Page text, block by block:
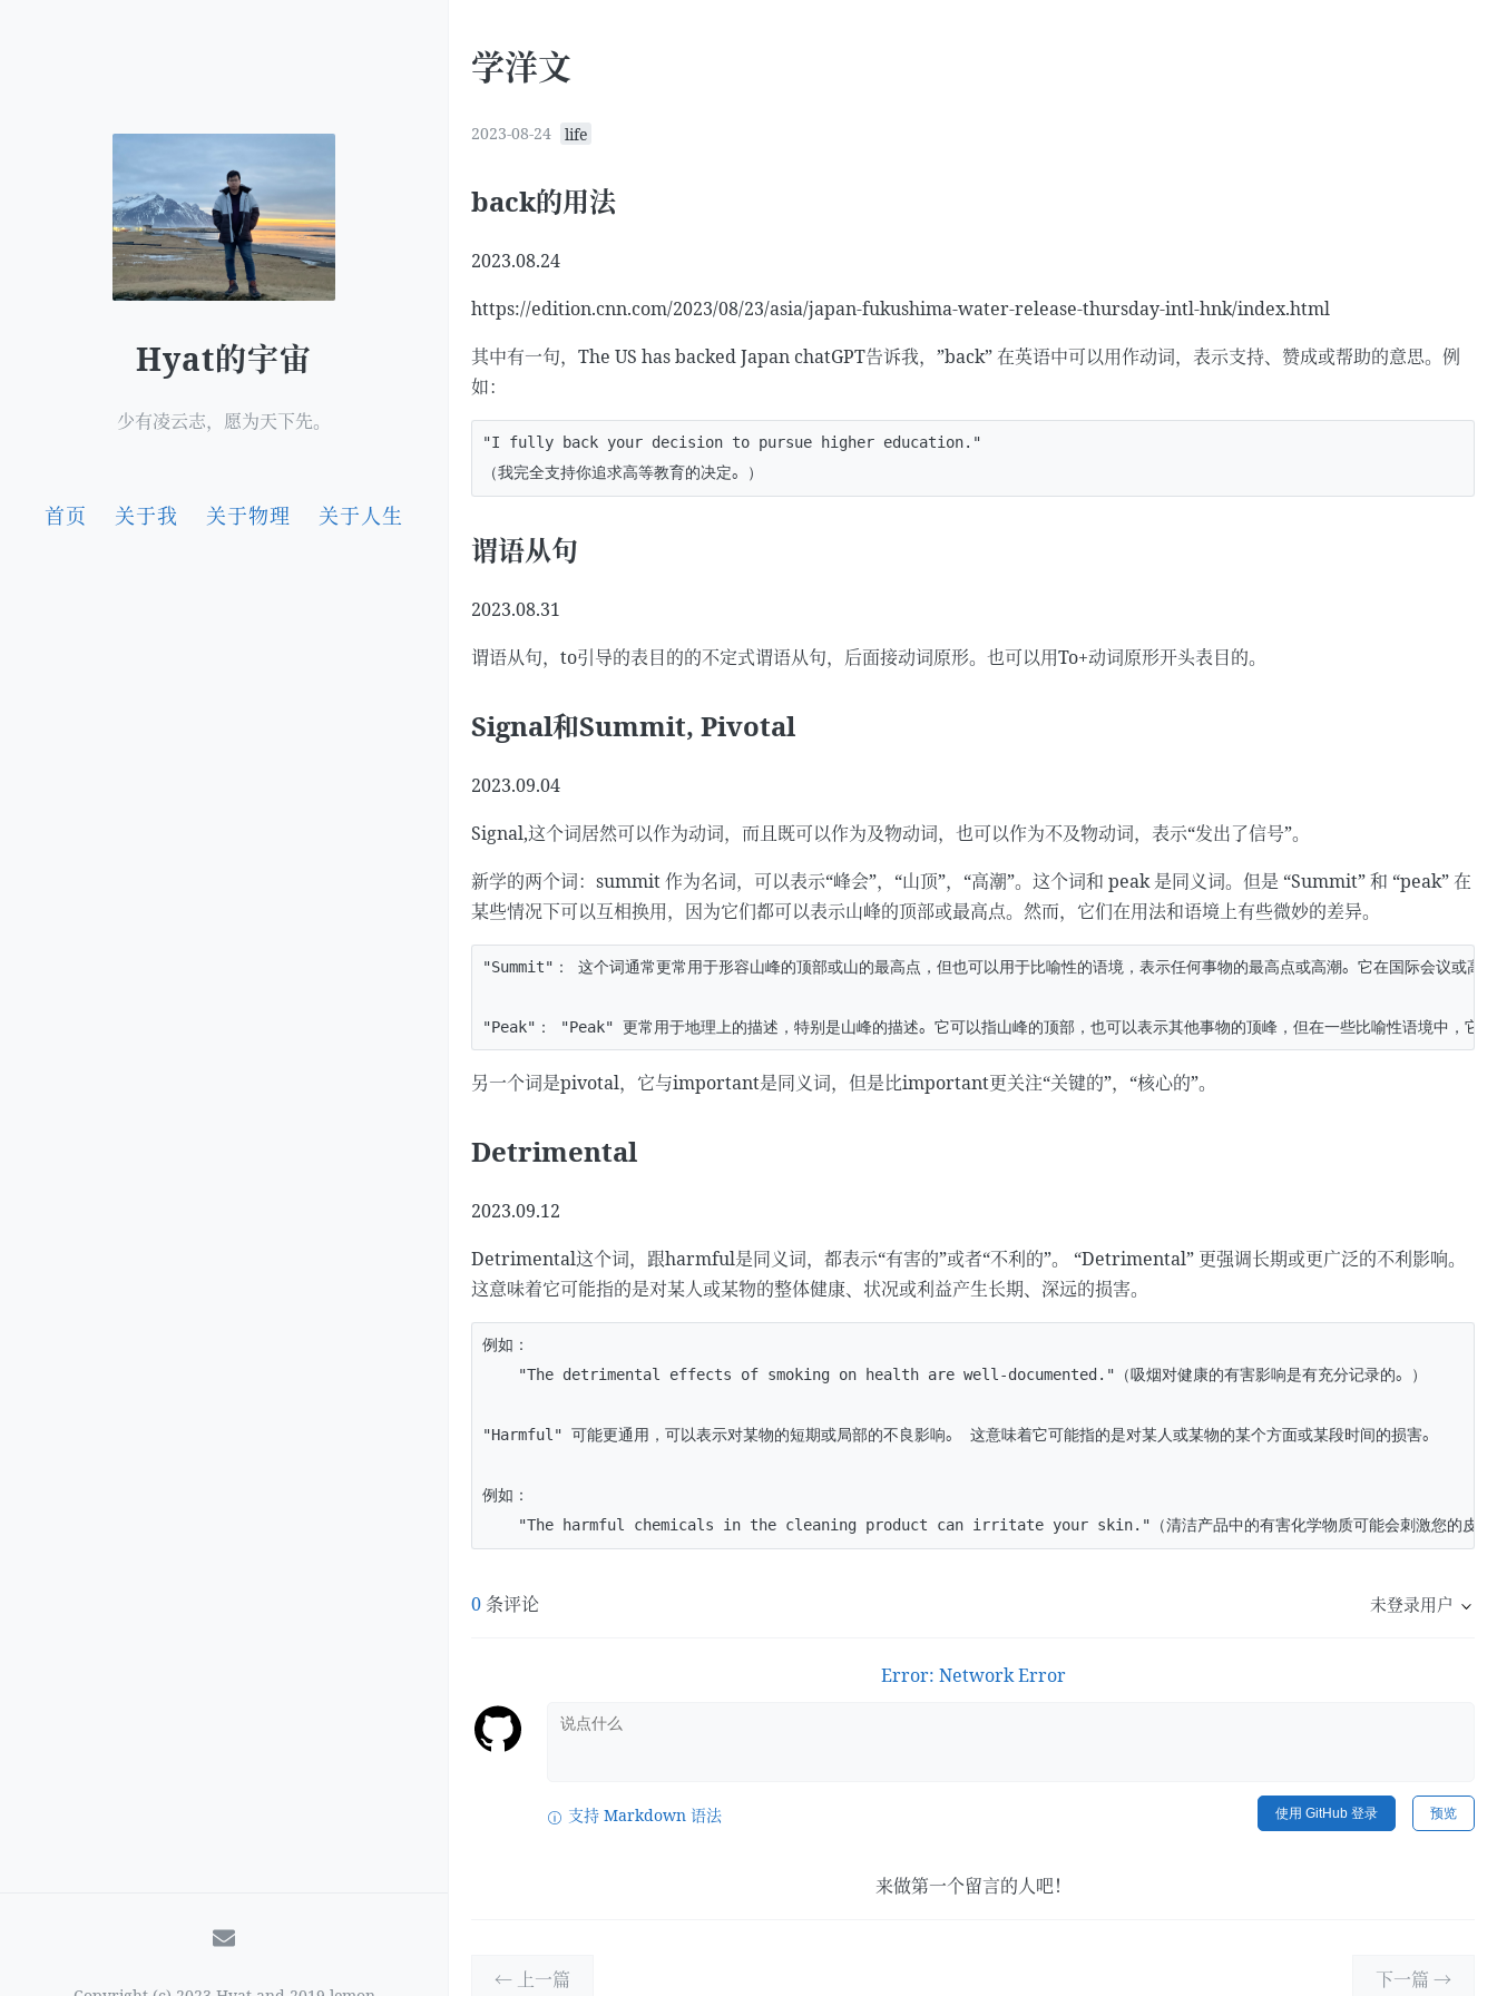
Hyat的宇宙
少有凌云志，愿为天下先。
首页 关于我 关于物理 关于人生
学洋文
2023-08-24 life
back的用法
2023.08.24
https://edition.cnn.com/2023/08/23/asia/japan-fukushima-water-release-thursday-intl-hnk/index.html
其中有一句，The US has backed Japan chatGPT告诉我，”back” 在英语中可以用作动词，表示支持、赞成或帮助的意思。例
如：
"I fully back your decision to pursue higher education."
谓语从句
2023.08.31
谓语从句，to引导的表目的的不定式谓语从句，后面接动词原形。也可以用To+动词原形开头表目的。
Signal和Summit, Pivotal
2023.09.04
Signal,这个词居然可以作为动词，而且既可以作为及物动词，也可以作为不及物动词，表示“发出了信号”。
新学的两个词：summit 作为名词，可以表示“峰会”，“山顶”，“高潮”。这个词和 peak 是同义词。但是 “Summit” 和 “peak” 在
某些情况下可以互相换用，因为它们都可以表示山峰的顶部或最高点。然而，它们在用法和语境上有些微妙的差异。
"Summit"： 这个词通常更常用于形容山峰的顶部或山的最高点，但也可以用于比喻性的语境，表示任何事物的最高点或高潮。它在国际会议或高
另一个词是pivotal，它与important是同义词，但是比important更关注“关键的”，“核心的”。
Detrimental
2023.09.12
Detrimental这个词，跟harmful是同义词，都表示“有害的”或者“不利的”。 “Detrimental” 更强调长期或更广泛的不利影响。
这意味着它可能指的是对某人或某物的整体健康、状况或利益产生长期、深远的损害。
例如：
    "The detrimental effects of smoking on health are well-documented."（吸烟对健康的有害影响是有充分记录的。）
"Harmful" 可能更通用，可以表示对某物的短期或局部的不良影响。 这意味着它可能指的是对某人或某物的某个方面或某段时间的损害。
例如：
0 条评论 未登录用户
Error: Network Error
支持 Markdown 语法 预览
使用 GitHub 登录
来做第一个留言的人吧！
← 上一篇 下一篇 →